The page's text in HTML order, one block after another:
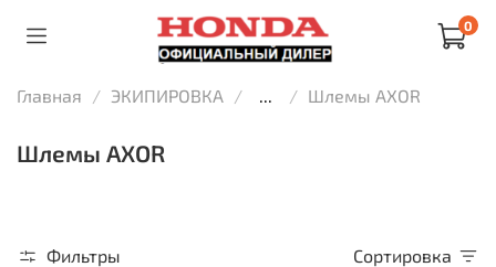
0
Главная ЭКИПИРОВКА ... Шлемы AXOR
Шлемы AXOR
Фильтры Сортировка